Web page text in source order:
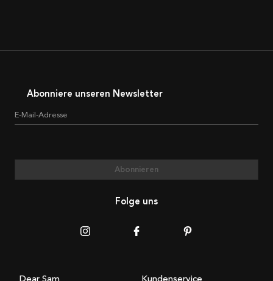
Abonniere unseren Newsletter
E-Mail-Adresse
Abonnieren
Folge uns
Dear Sam Kundenservice